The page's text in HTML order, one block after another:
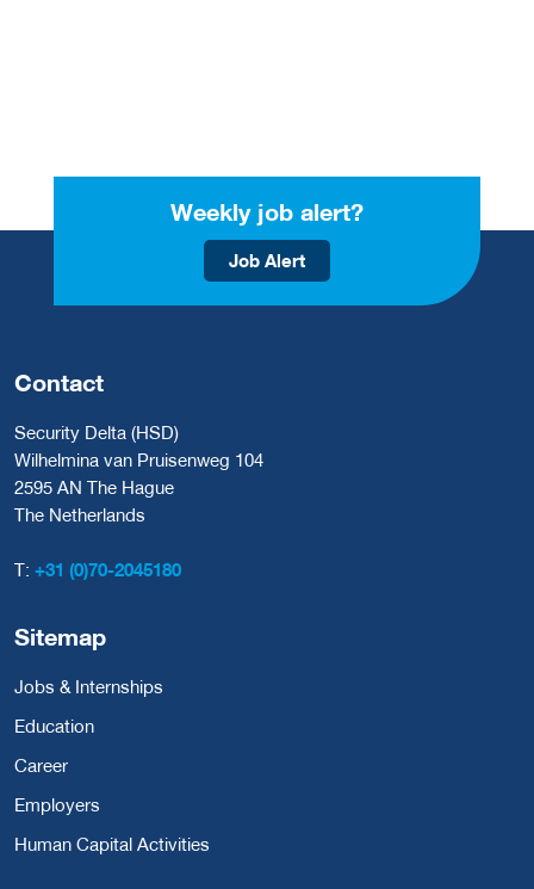
Weekly job alert?
Job Alert
Contact
Security Delta (HSD)
Wilhelmina van Pruisenweg 104
2595 AN The Hague
The Netherlands
T: +31 (0)70-2045180
Sitemap
Jobs & Internships
Education
Career
Employers
Human Capital Activities